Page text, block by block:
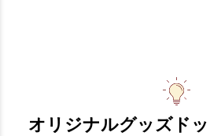
オリジナルグッズド